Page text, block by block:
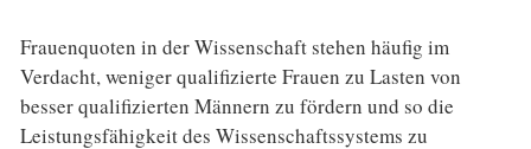
Frauenquoten in der Wissenschaft stehen häufig im
Verdacht, weniger qualifizierte Frauen zu Lasten von
besser qualifizierten Männern zu fördern und so die
Leistungsfähigkeit des Wissenschaftssystems zu